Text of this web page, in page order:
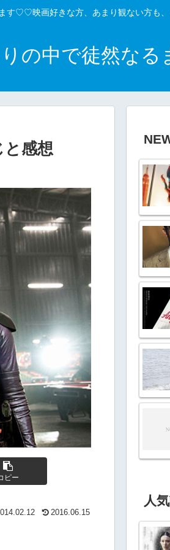
す♡♡映画好きな方、あまり観ない方も
の中で徒然なる
感想
ピー
2016.06.15
人